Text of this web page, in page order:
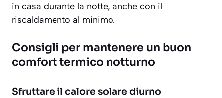
in casa durante la notte, anche con il
riscaldamento al minimo.
Consigli per mantenere un buon
comfort termico notturno
Sfruttare il calore solare diurno